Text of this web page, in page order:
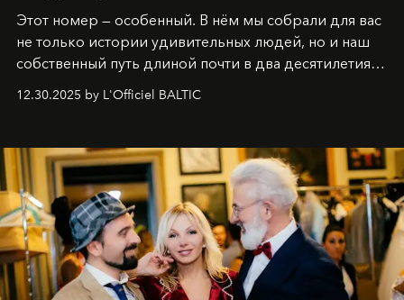
Этот номер — особенный. В нём мы собрали для вас
не только истории удивительных людей, но и наш
собственный путь длиной почти в два десятилетия.
Вместо привычного подведения итогов мы от всей
души говорим спасибо каждому, кто был с нами все
самыми искренними пожеланиями и теплом, ваша
командаL’Officiel Baltic .
12.30.2025 by L'Officiel BALTIC